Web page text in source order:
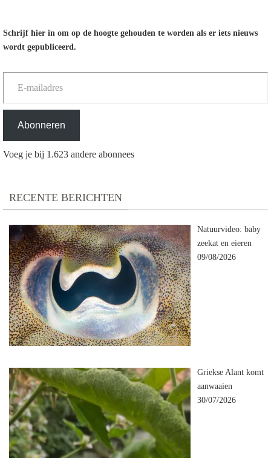
Schrijf hier in om op de hoogte gehouden te worden als er iets nieuws
wordt gepubliceerd.
E-mailadres
Abonneren
Voeg je bij 1.623 andere abonnees
RECENTE BERICHTEN
Natuurvideo: baby
zeekat en eieren
09/08/2026
Griekse Alant komt
aanwaaien
30/07/2026